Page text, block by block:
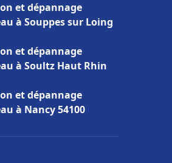
et dépannage
à Souppes sur Loing
et dépannage
à Soultz Haut Rhin
et dépannage
à Nancy 54100